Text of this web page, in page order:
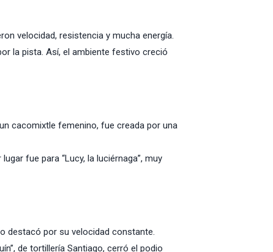
velocidad, resistencia y mucha energía.
la pista. Así, el ambiente festivo creció
cacomixtle femenino, fue creada por una
fue para “Lucy, la luciérnaga”, muy
destacó por su velocidad constante.
de tortillería Santiago, cerró el podio